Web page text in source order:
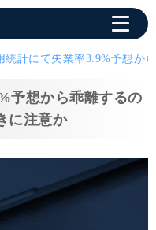
統計にて失業率3.9%予想か
予想から乖離するの
に注意か